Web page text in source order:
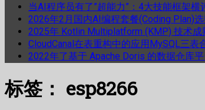
当AI程序员有了”超能力”：4大技能框架横
2026年2月国内AI编程套餐(Coding Plan)
2025年 Kotlin Multiplatform (KMP) 技术
CloudCanal在表重构中的应用MySQL三表
2022年了基于 Apache Doris 的数据仓库
标签： esp8266